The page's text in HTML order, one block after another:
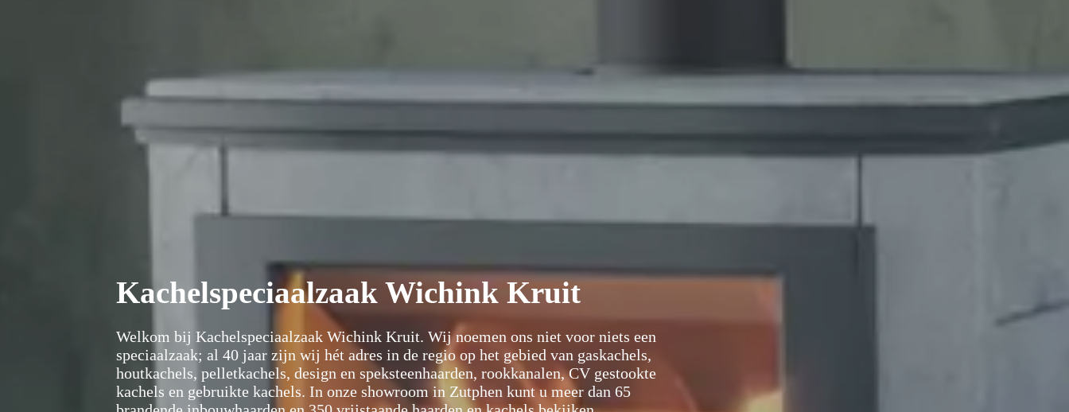
Kachelspeciaalzaak Wichink Kruit
Welkom bij Kachelspeciaalzaak Wichink Kruit. Wij noemen ons niet voor niets een
speciaalzaak; al 40 jaar zijn wij hét adres in de regio op het gebied van gaskachels,
houtkachels, pelletkachels, design en speksteenhaarden, rookkanalen, CV gestookte
kachels en gebruikte kachels. In onze showroom in Zutphen kunt u meer dan 65